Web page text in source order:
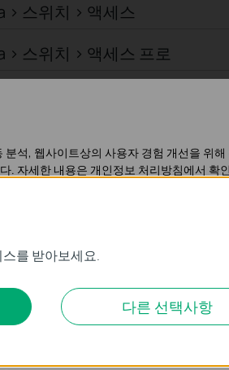
> 스위치 > 액세스
> 스위치 > 액세스 프로
> 스위치 > 캠퍼스
> 일반 라우터 > 유선 라우터
일반 라우터 > WiFi 라우터
> 일반 라우터 > 통합 라우터
를 받아보세요.
다른 선택사항
석, 웹사이트상의 사용자 경험 개선을 위
. 자세한 내용은 개인정보 처리방침에서 확
기 위해 웹사이트에서의 사용자 활동을 분석